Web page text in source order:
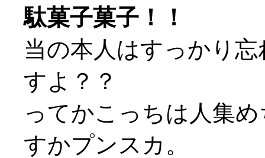
駄菓子菓子！！
当の本人はすっかり
すよ？？
ってかこっちは人集
すかプンスカ。